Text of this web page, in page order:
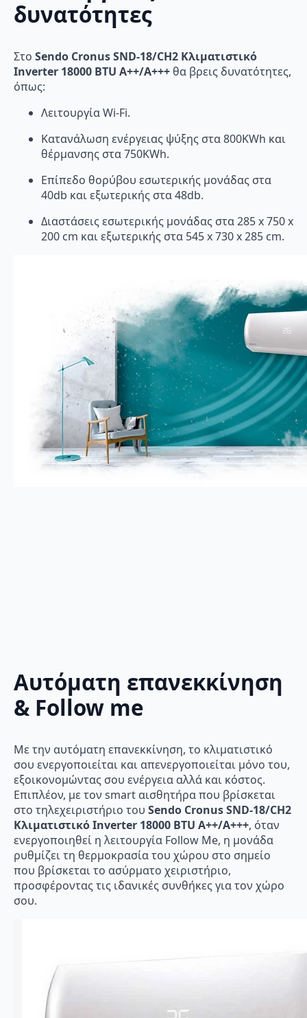
δυνατότητες
Στο Sendo Cronus SND-18/CH2 Κλιματιστικό
Inverter 18000 BTU A++/A+++ θα βρεις δυνατότητες,
όπως:
Λειτουργία Wi-Fi.
Κατανάλωση ενέργειας ψύξης στα 800KWh και
θέρμανσης στα 750KWh.
Επίπεδο θορύβου εσωτερικής μονάδας στα
40db και εξωτερικής στα 48db.
Διαστάσεις εσωτερικής μονάδας στα 285 x 750 x
200 cm και εξωτερικής στα 545 x 730 x 285 cm.
Αυτόματη επανεκκίνηση
& Follow me
Με την αυτόματη επανεκκίνηση, το κλιματιστικό
σου ενεργοποιείται και απενεργοποιείται μόνο του,
εξοικονομώντας σου ενέργεια αλλά και κόστος.
Επιπλέον, με τον smart αισθητήρα που βρίσκεται
στο τηλεχειριστήριο του Sendo Cronus SND-18/CH2
Κλιματιστικό Inverter 18000 BTU A++/A+++, όταν
ενεργοποιηθεί η λειτουργία Follow Me, η μονάδα
ρυθμίζει τη θερμοκρασία του χώρου στο σημείο
που βρίσκεται το ασύρματο χειριστήριο,
προσφέροντας τις ιδανικές συνθήκες για τον χώρο
σου.